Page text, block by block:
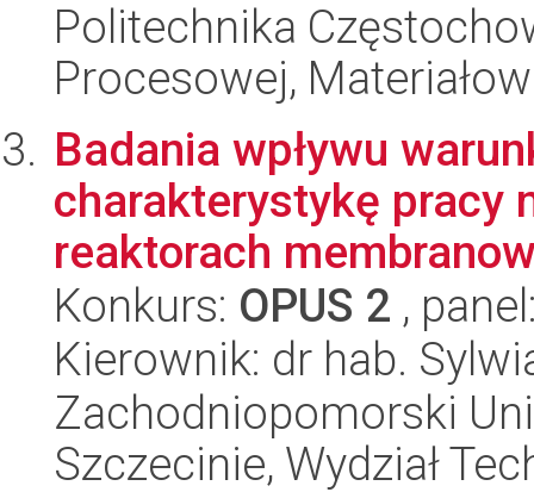
Politechnika
Procesowej,
Badania wpływu
charakterystykę pracy
reaktorach
Konkurs: OPUS 2 ,
Kierownik: dr hab.
Zachodniopomorski
Szczecinie, Wydział